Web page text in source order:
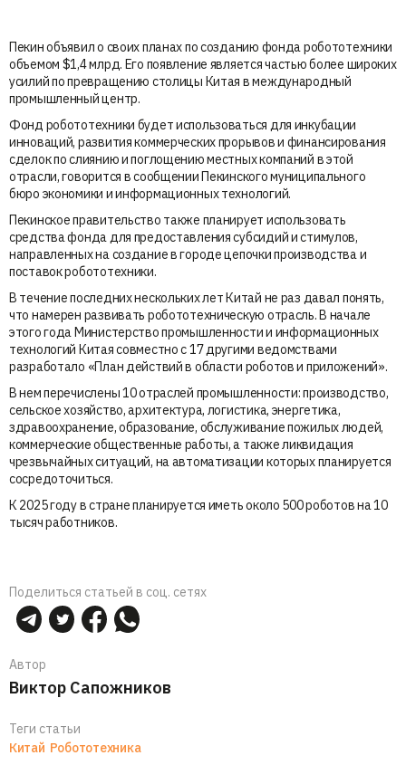
Пекин объявил о своих планах по созданию фонда робототехники
объемом $1,4 млрд. Его появление является частью более широких
усилий по превращению столицы Китая в международный
промышленный центр.
Фонд робототехники будет использоваться для инкубации
инноваций, развития коммерческих прорывов и финансирования
сделок по слиянию и поглощению местных компаний в этой
отрасли, говорится в сообщении Пекинского муниципального
бюро экономики и информационных технологий.
Пекинское правительство также планирует использовать
средства фонда для предоставления субсидий и стимулов,
направленных на создание в городе цепочки производства и
поставок робототехники.
В течение последних нескольких лет Китай не раз давал понять,
что намерен развивать робототехническую отрасль. В начале
этого года Министерство промышленности и информационных
технологий Китая совместно с 17 другими ведомствами
разработало «План действий в области роботов и приложений».
В нем перечислены 10 отраслей промышленности: производство,
сельское хозяйство, архитектура, логистика, энергетика,
здравоохранение, образование, обслуживание пожилых людей,
коммерческие общественные работы, а также ликвидация
чрезвычайных ситуаций, на автоматизации которых планируется
сосредоточиться.
К 2025 году в стране планируется иметь около 500 роботов на 10
тысяч работников.
Поделиться статьей в соц. сетях
Автор
Виктор Сапожников
Теги статьи
Китай Робототехника